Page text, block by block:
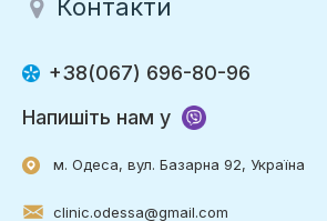
Контакти
+38(067) 696-80-96
Напишіть нам у
м. Одеса, вул. Базарна 92, Україна
clinic.odessa@gmail.com